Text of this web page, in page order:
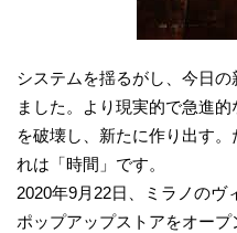
システムを揺るがし、今日
ました。より現実的で急進
を破壊し、新たに作り出す
れは「時間」です。
2020年9月22日、ミラノのヴ
ポップアップストアをオー